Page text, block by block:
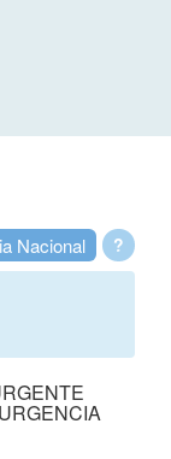
?
Nacional